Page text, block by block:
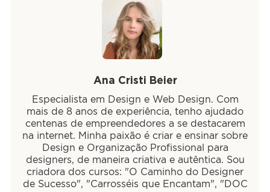
Ana Cristi Beier
Especialista em Design e Web Design. Com
mais de 8 anos de experiência, tenho ajudado
centenas de empreendedores a se destacarem
na internet. Minha paixão é criar e ensinar sobre
Design e Organização Profissional para
designers, de maneira criativa e autêntica. Sou
criadora dos cursos: "O Caminho do Designer
de Sucesso", "Carrosséis que Encantam", "DOC